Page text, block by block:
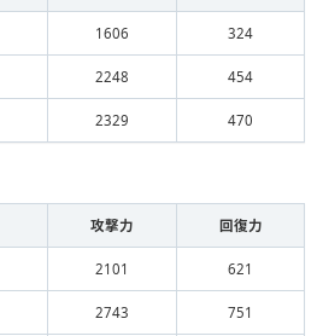
1606 324
2248 454
2329 470
攻撃力 回復力
2101 621
2743 751